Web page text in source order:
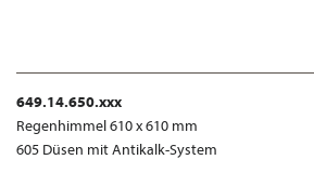
649.14.650.xxx
Regenhimmel 610 x 610 mm
605 Düsen mit Antikalk-System